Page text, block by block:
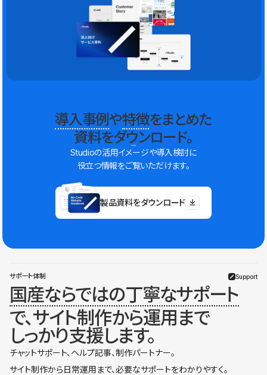
導入事例や特徴をまとめた
資料をダウンロード。
Studioの活用イメージや導入検討に
役立つ情報をご覧いただけます。
製品資料をダウンロード
サポート体制 Support
国産ならではの丁寧なサポート
で、サイト制作から運用まで
しっかり支援します。
チャットサポート、ヘルプ記事、制作パートナー。
サイト制作から日常運用まで、必要なサポートをわかりやすく。